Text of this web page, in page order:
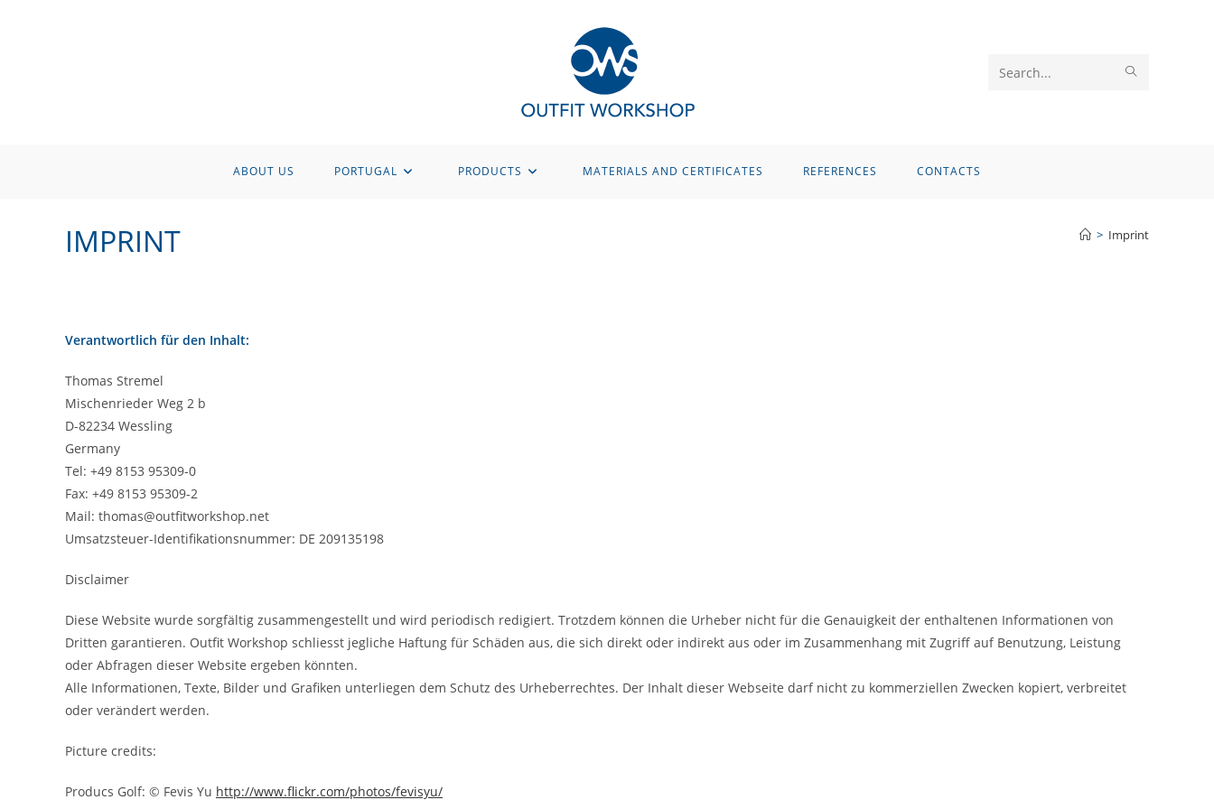
Search
ABOUT US PORTUGAL PRODUCTS MATERIALS AND CERTIFICATES REFERENCES CONTACTS
IMPRINT > Imprint
Verantwortlich für den Inhalt:
Thomas Stremel
Mischenrieder Weg 2 b
D-82234 Wessling
Germany
Tel: +49 8153 95309-0
Fax: +49 8153 95309-2
Mail: thomas@outfitworkshop.net
Umsatzsteuer-Identifikationsnummer: DE 209135198
Disclaimer
Diese Website wurde sorgfältig zusammengestellt und wird periodisch redigiert. Trotzdem können die Urheber nicht für die Genauigkeit der enthaltenen Informationen von
Dritten garantieren. Outfit Workshop schliesst jegliche Haftung für Schäden aus, die sich direkt oder indirekt aus oder im Zusammenhang mit Zugriff auf Benutzung, Leistung
oder Abfragen dieser Website ergeben könnten.
Alle Informationen, Texte, Bilder und Grafiken unterliegen dem Schutz des Urheberrechtes. Der Inhalt dieser Webseite darf nicht zu kommerziellen Zwecken kopiert, verbreitet
oder verändert werden.
Picture credits:
Producs Golf: © Fevis Yu http://www.flickr.com/photos/fevisyu/